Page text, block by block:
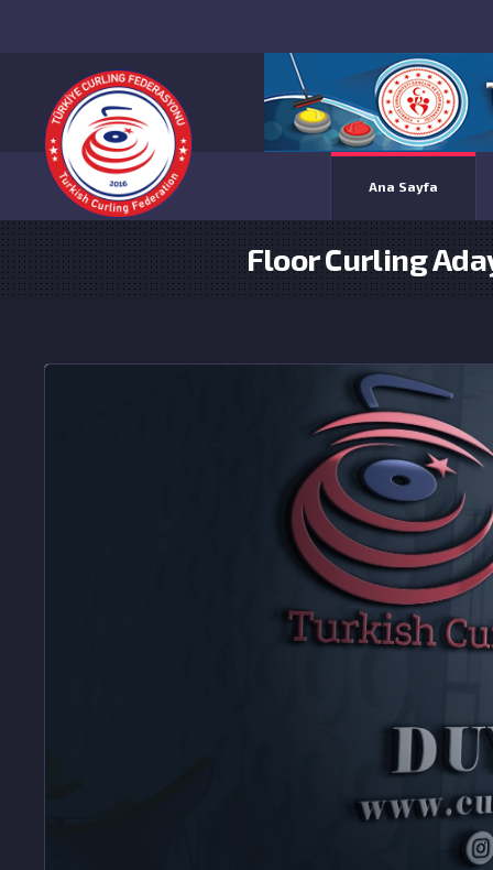
Ana Sayfa
Floor Curling